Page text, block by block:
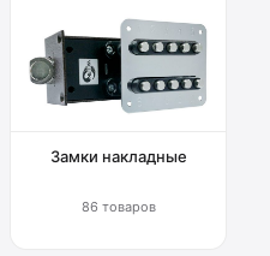
Замки накладные
86 товаров